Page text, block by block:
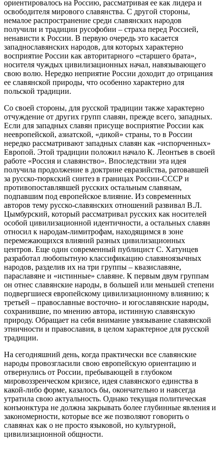
ориентировалось на Россию, рассматривая ее как лидера и
освободителя мирового славянства. С другой стороны,
немалое распространение среди славянских народов
получили и традиции русофобии – страха перед Россией,
ненависти к России. В первую очередь это касается
западнославянских народов, для которых характерно
восприятие России как авторитарного «старшего брата»,
носителя чуждых цивилизационных начал, навязывающего
свою волю. Нередко неприятие России доходит до отрицания
ее славянской природы, что особенно характерно для
польской традиции.
Со своей стороны, для русской традиции также характерно
отчуждение от других групп славян, прежде всего, западных.
Если для западных славян присуще восприятие России как
неевропейской, азиатской, «дикой» страны, то в России
нередко рассматривают западных славян как «испорченных»
Европой. Этой традиции положил начало К. Леонтьев в своей
работе «Россия и славянство». Впоследствии эта идея
получила продолжение в доктрине евразийства, ратовавшей
за русско-тюркский синтез в границах России-СССР и
противопоставлявшей русских остальным славянам,
подпавшим под европейское влияние. Из современных
авторов тему русско-славянских отношений развивал В.Л.
Цымбурский, который рассматривал русских как носителей
особой цивилизационной идентичности, а остальных славян
относил к народам-лимитрофам, находящимся в зоне
перемежающихся влияний разных цивилизационных
центров. Еще один современный публицист С. Хатунцев
разработал любопытную классификацию славяноязычных
народов, разделив их на три группы – квазиславяне,
параславяне и «истинные» славяне. К первым двум группам
он отнес славянские народы, в большей или меньшей степени
подвергшиеся европейскому цивилизационному влиянию; к
третьей – православные восточно- и югославянские народы,
сохранившие, по мнению автора, истинную славянскую
природу. Обращает на себя внимание увязывание славянской
этничности и православия, в целом характерное для русской
традиции.
На сегодняшний день, когда практически все славянские
народы провозгласили свою европейскую ориентацию и
отвернулись от России, пребывающей в глубоком
мировоззренческом кризисе, идея славянского единства в
какой-либо форме, казалось бы, окончательно и навсегда
утратила свою актуальность. Однако текущая политическая
конъюнктура не должна закрывать более глубинные явления и
закономерности, которые все же позволяют говорить о
славянах как о не просто языковой, но культурной,
цивилизационной общности.